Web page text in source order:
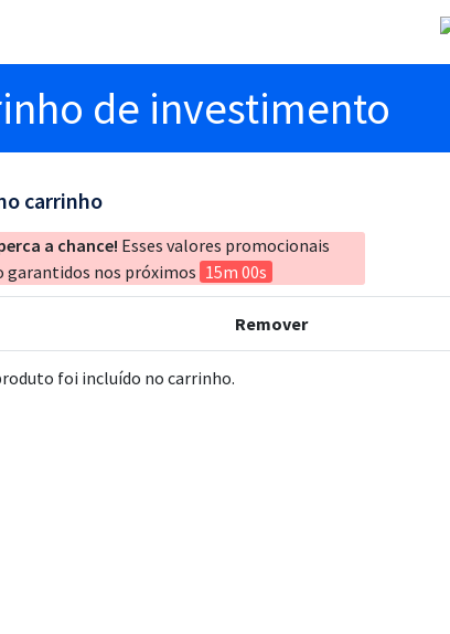
de investimento
carrinho
a chance! Esses valores promocionais
garantidos nos próximos 15m 00s
Remover
foi incluído no carrinho.